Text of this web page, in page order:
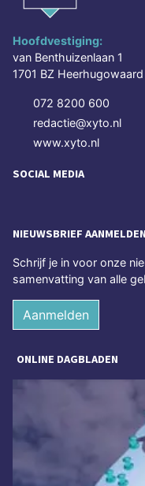
Hoofdvestiging:
van Benthuizenlaan 1
1701 BZ Heerhugowaard
072 8200 600
redactie@xyto.nl
www.xyto.nl
SOCIAL MEDIA
NIEUWSBRIEF AANMELDEN
Schrijf je in voor onze
samenvatting van alle
Aanmelden
ONLINE DAGBLADEN